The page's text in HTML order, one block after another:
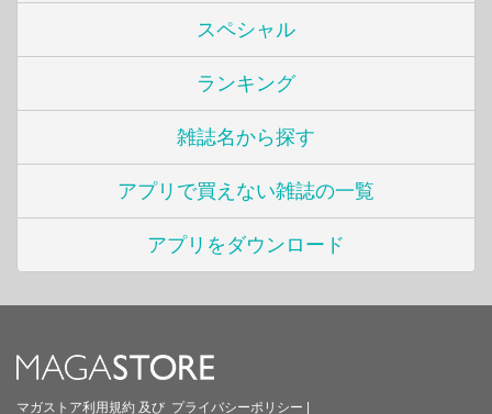
スペシャル
ランキング
雑誌名から探す
アプリで買えない雑誌の一覧
アプリをダウンロード
マガストア利用規約 及び プライバシーポリシー |